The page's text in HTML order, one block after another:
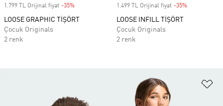
1.799 TL Orijinal fiyat -35%
LOOSE GRAPHIC TİŞÖRT
Çocuk Originals
2 renk
1.499 TL Orijinal fiyat -35%
LOOSE INFILL TİŞÖRT
Çocuk Originals
2 renk